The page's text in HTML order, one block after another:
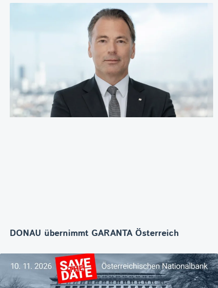
DONAU übernimmt GARANTA Österreich